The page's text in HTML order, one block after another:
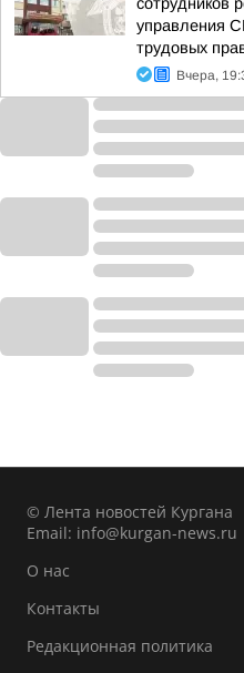
управления
трудовых
Вчера,
© Лента новостей Кургана
Email: info@kurgan-news.ru
О нас
Контакты
Редакционная политика